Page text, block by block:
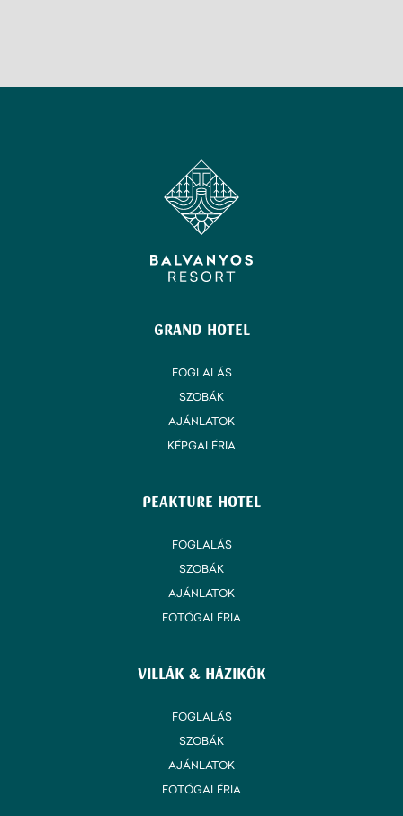
GRAND HOTEL
FOGLALÁS
SZOBÁK
AJÁNLATOK
KÉPGALÉRIA
PEAKTURE HOTEL
FOGLALÁS
SZOBÁK
AJÁNLATOK
FOTÓGALÉRIA
VILLÁK & HÁZIKÓK
FOGLALÁS
SZOBÁK
AJÁNLATOK
FOTÓGALÉRIA